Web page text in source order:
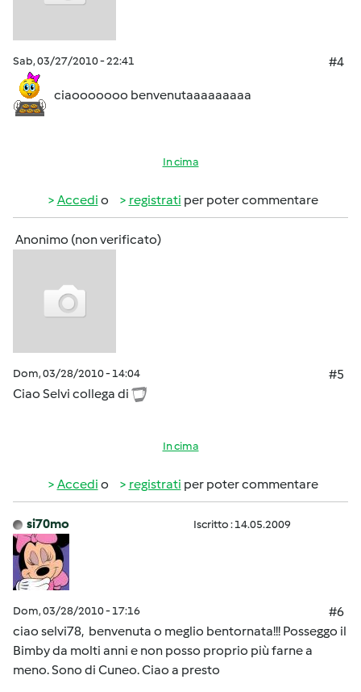
Sab, 03/27/2010 - 22:41 #4
ciaooooooo benvenutaaaaaaaaa
In cima
Accedi o registrati per poter commentare
Anonimo (non verificato)
Dom, 03/28/2010 - 14:04
#5
Ciao Selvi collega di
In cima
Accedi o registrati per poter commentare
si70mo Iscritto : 14.05.2009
Dom, 03/28/2010 - 17:16
#6
ciao selvi78, benvenuta o meglio bentornata!!! Posseggo il
Bimby da molti anni e non posso proprio più farne a
meno. Sono di Cuneo. Ciao a presto